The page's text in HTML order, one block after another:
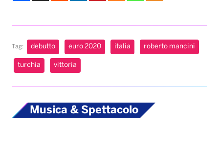
Tag: debutto euro 2020 italia roberto mancini
turchia vittoria
Musica & Spettacolo